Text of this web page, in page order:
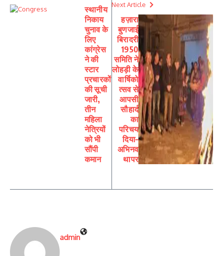
स्थानीय
निकाय
चुनाव के
लिए
कांग्रेस
ने की
स्टार
प्रचारकों
की सूची
जारी,
तीन
महिला
नेत्रियों
को भी
सौंपी
कमान
Next Article
हज़ारा
बुणजाई
बिरादरी
1950
समिति ने
लोहड़ी के
वार्षिको
त्सव से
आपसी
सौहार्द
का
परिचय
दिया–
अभिनव
थापर
admin